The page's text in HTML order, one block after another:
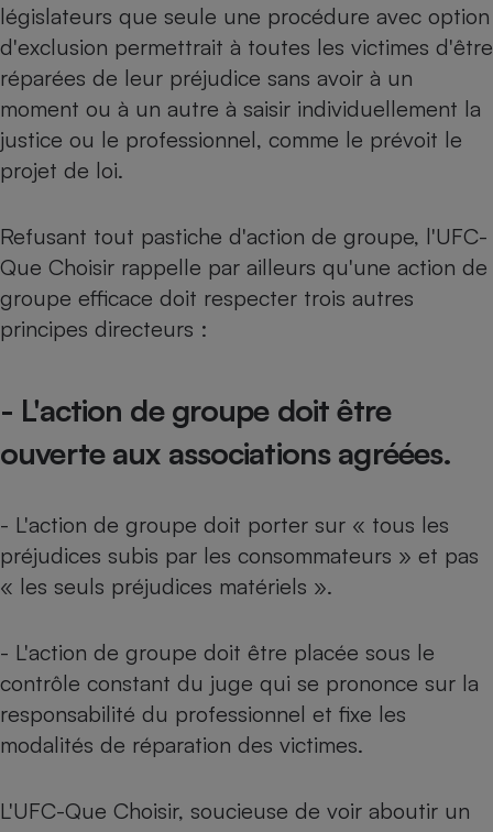
législateurs que seule une procédure avec option
d'exclusion permettrait à toutes les victimes d'être
réparées de leur préjudice sans avoir à un
moment ou à un autre à saisir individuellement la
justice ou le professionnel, comme le prévoit le
projet de loi.
Refusant tout pastiche d'action de groupe, l'UFC-
Que Choisir rappelle par ailleurs qu'une action de
groupe efficace doit respecter trois autres
principes directeurs :
- L'action de groupe doit être
ouverte aux associations agréées.
- L'action de groupe doit porter sur « tous les
préjudices subis par les consommateurs » et pas
« les seuls préjudices matériels ».
- L'action de groupe doit être placée sous le
contrôle constant du juge qui se prononce sur la
responsabilité du professionnel et fixe les
modalités de réparation des victimes.
L'UFC-Que Choisir, soucieuse de voir aboutir un
Robot ménager